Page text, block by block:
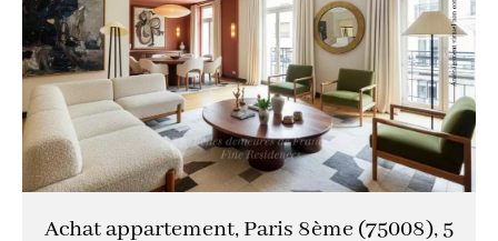
Achat appartement, Paris 8ème (75008), 5